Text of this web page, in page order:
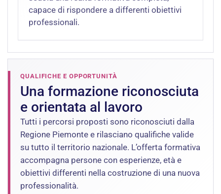
capace di rispondere a differenti obiettivi
professionali.
QUALIFICHE E OPPORTUNITÀ
Una formazione riconosciuta
e orientata al lavoro
Tutti i percorsi proposti sono riconosciuti dalla
Regione Piemonte e rilasciano qualifiche valide
su tutto il territorio nazionale. L’offerta formativa
accompagna persone con esperienze, età e
obiettivi differenti nella costruzione di una nuova
professionalità.